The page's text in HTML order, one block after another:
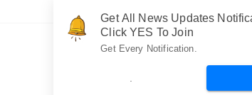
Get All News Updates
Click YES To Join
Get Every Notification.